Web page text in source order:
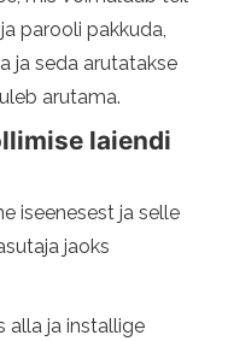
parooli pakkuda,
ja seda arutatakse
arutama.
laiendi
iseenesest ja selle
jaoks
alla ja installige